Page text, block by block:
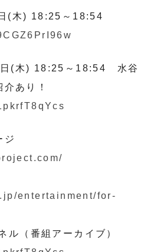
(木) 18:25～18:54
(木) 18:25～18:54 水谷
介あり！
ジ
entertainment/for-
ル（番組アーカイブ）